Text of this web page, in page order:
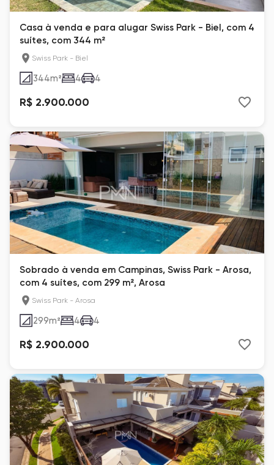
Casa à venda e para alugar Swiss Park - Biel, com 4
suítes, com 344 m²
Swiss Park - Biel
344m² 4 4
R$ 2.900.000
Sobrado à venda em Campinas, Swiss Park - Arosa,
com 4 suítes, com 299 m², Arosa
Swiss Park - Arosa
299m² 4 4
R$ 2.900.000